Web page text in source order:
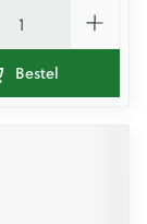
Bestel